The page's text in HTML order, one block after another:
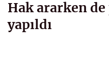
Hak ararken
yapıldı